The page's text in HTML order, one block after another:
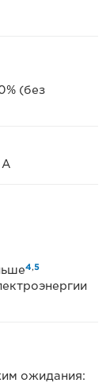
(без
А
4,5
ожидания: